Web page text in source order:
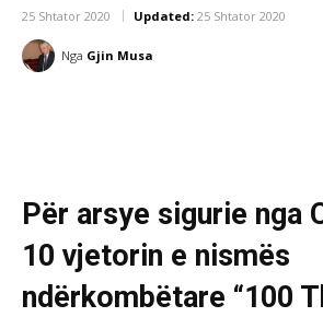
25 Shtator 2020 Updated: 25 Shtator 2020
Nga Gjin Musa
Për arsye sigurie nga
10 vjetorin e nismës
ndërkombëtare “100